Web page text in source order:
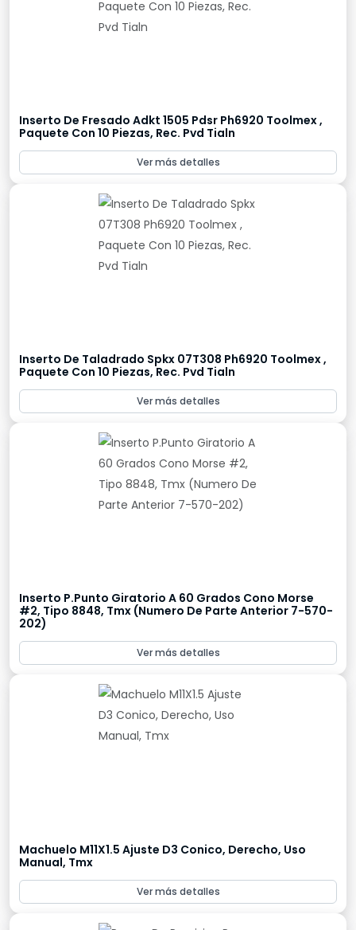
Inserto De Fresado Adkt 1505 Pdsr Ph6920 Toolmex ,
Paquete Con 10 Piezas, Rec. Pvd Tialn
Ver más detalles
Inserto De Taladrado Spkx 07T308 Ph6920 Toolmex ,
Paquete Con 10 Piezas, Rec. Pvd Tialn
Ver más detalles
Inserto P.Punto Giratorio A 60 Grados Cono Morse
#2, Tipo 8848, Tmx (Numero De Parte Anterior 7-570-
202)
Ver más detalles
Machuelo M11X1.5 Ajuste D3 Conico, Derecho, Uso
Manual, Tmx
Ver más detalles